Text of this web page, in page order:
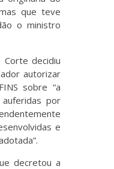
que teve
o ministro
Corte decidiu
autorizar
sobre “a
por
e
decretou a